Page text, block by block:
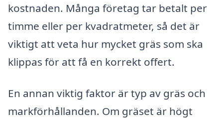
kostnaden. Många företag tar betalt per
timme eller per kvadratmeter, så det är
viktigt att veta hur mycket gräs som ska
klippas för att få en korrekt offert.
En annan viktig faktor är typ av gräs och
markförhållanden. Om gräset är högt